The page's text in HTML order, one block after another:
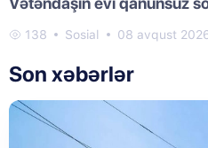
138 Sosial 08 avqust
Son xəbərlər